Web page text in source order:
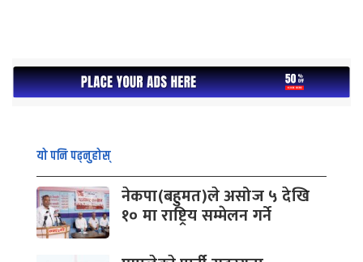
यो पनि पढ्नुहोस्
नेकपा(बहुमत)ले असोज ५ देखि
१० मा राष्ट्रिय सम्मेलन गर्ने